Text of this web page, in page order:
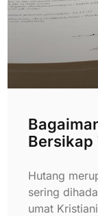
Bersikap
Hutang
sering
umat